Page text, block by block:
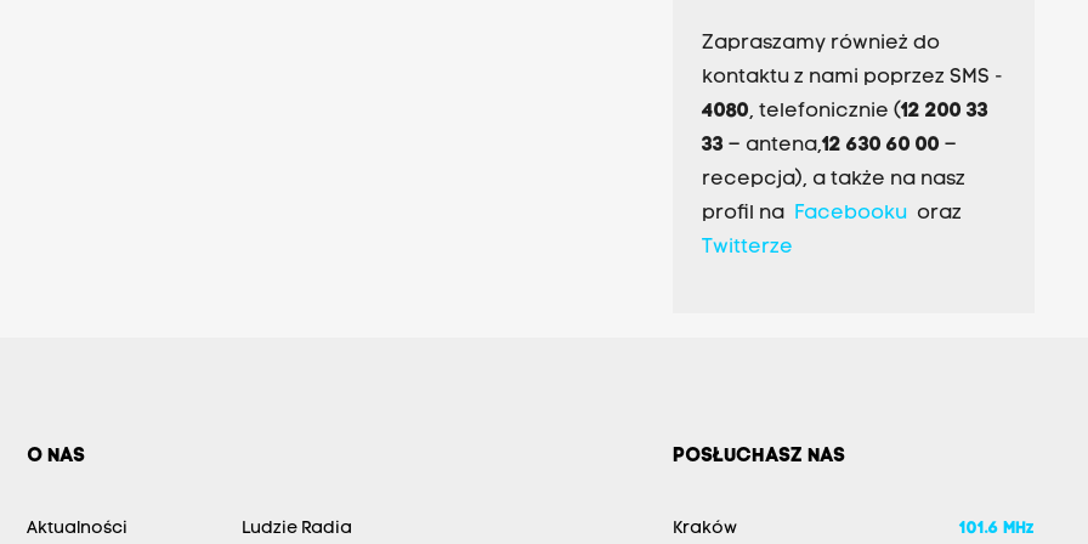
Zapraszamy również do
kontaktu z nami poprzez SMS -
4080, telefonicznie (12 200 33
33– antena,12 630 60 00 –
recepcja), a także na nasz
profil na Facebookuoraz
Twitterze
O NAS
Aktualności Ludzie Radia
POSŁUCHASZ NAS
Kraków 101.6 MHz